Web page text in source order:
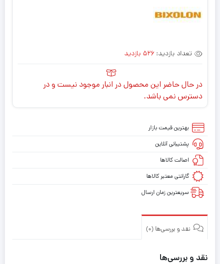
تعداد بازدید: 526 بازدید
در حال حاضر این محصول در انبار موجود نیست و در
دسترس نمی باشد.
بهترین قیمت بازار
پشتیبانی آنلاین
اصالت کالاها
گارانتی معتبر کالاها
سریعترین زمان ارسال
نقد و بررسی‌ها (0)
نقد و بررسی‌ها